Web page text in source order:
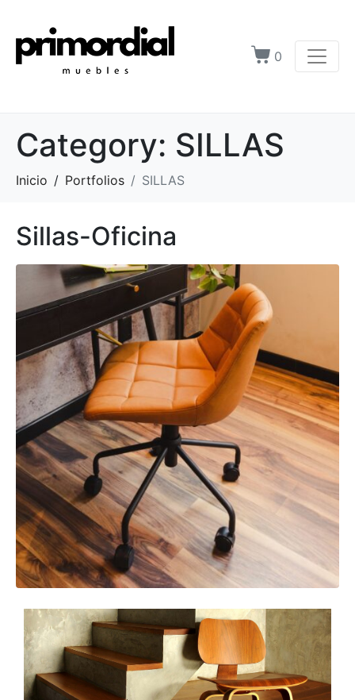
0
Category: SILLAS
Inicio Portfolios SILLAS
Sillas-Oficina